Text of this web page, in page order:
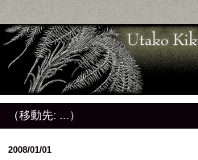
2008/01/01